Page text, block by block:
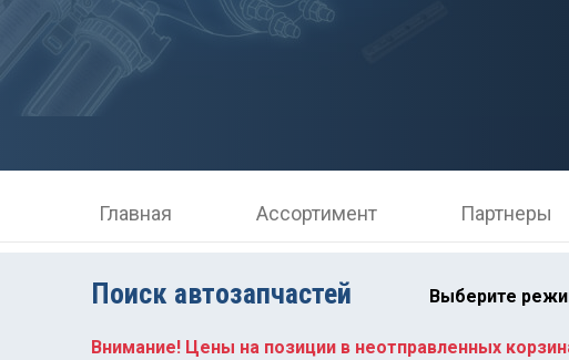
Главная Ассортимент Партнеры
Поиск автозапчастей Выберите
Внимание! Цены на позиции в неотправленных